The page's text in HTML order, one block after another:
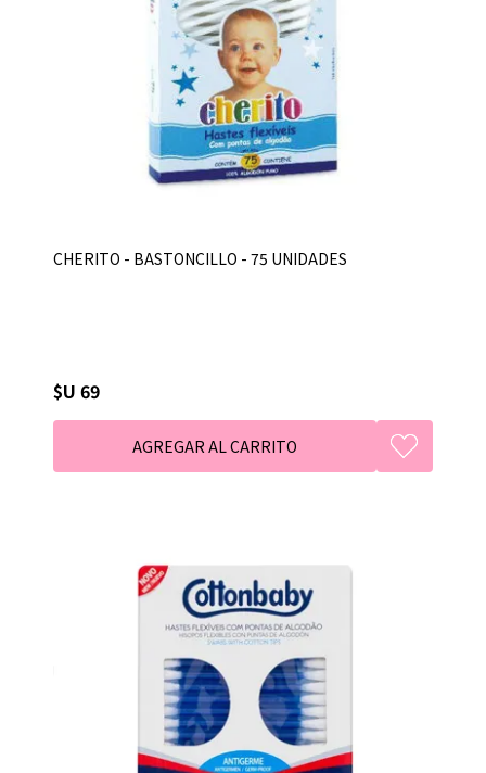
CHERITO - BASTONCILLO - 75 UNIDADES
$U 69